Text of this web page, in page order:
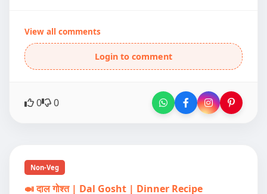
View all comments
Login to comment
0 0
Non-Veg
🍛 दाल गोश्त | Dal Gosht | Dinner Recipe